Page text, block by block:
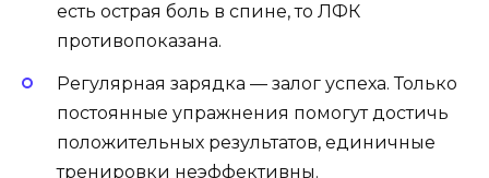
есть острая боль в спине, то ЛФК
противопоказана.
Регулярная зарядка — залог успеха. Только
постоянные упражнения помогут достичь
положительных результатов, единичные
тренировки неэффективны.